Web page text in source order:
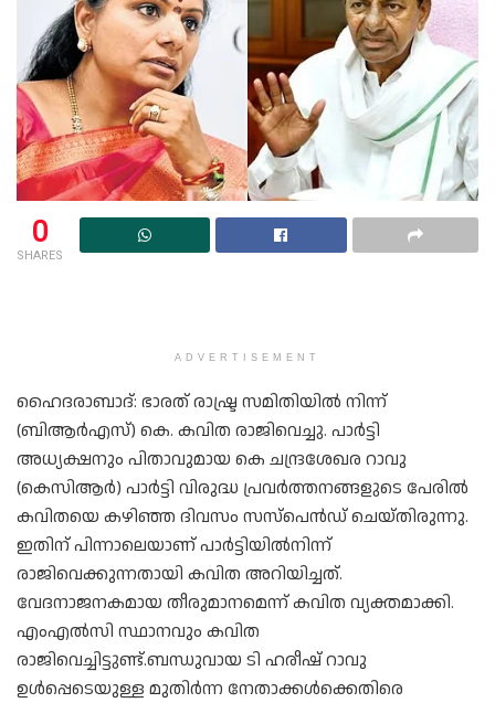
0
SHARES
ADVERTISEMENT
ഹൈദരാബാദ്: ഭാരത് രാഷ്ട്ര സമിതിയിൽ നിന്ന്
(ബിആര്‍എസ്) കെ. കവിത രാജിവെച്ചു. പാര്‍ട്ടി
അധ്യക്ഷനും പിതാവുമായ കെ ചന്ദ്രശേഖര റാവു
(കെസിആര്‍) പാര്‍ട്ടി വിരുദ്ധ പ്രവര്‍ത്തനങ്ങളുടെ പേരില്‍
കവിതയെ കഴിഞ്ഞ ദിവസം സസ്‌പെന്‍ഡ് ചെയ്തിരുന്നു.
ഇതിന് പിന്നാലെയാണ് പാര്‍ട്ടിയില്‍നിന്ന്
രാജിവെക്കുന്നതായി കവിത അറിയിച്ചത്.
വേദനാജനകമായ തീരുമാനമെന്ന് കവിത വ്യക്തമാക്കി.
എംഎല്‍സി സ്ഥാനവും കവിത
രാജിവെച്ചിട്ടുണ്ട്.ബന്ധുവായ ടി ഹരീഷ് റാവു
ഉള്‍പ്പെടെയുള്ള മുതിര്‍ന്ന നേതാക്കള്‍ക്കെതിരെ